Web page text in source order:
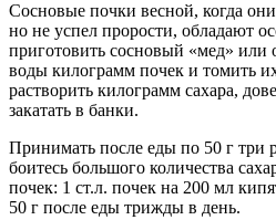
Сосновые почки весной, когда
но не успел прорости, обладают
приготовить сосновый «мед» или
воды килограмм почек и томить
растворить килограмм сахара,
закатать в банки.
Принимать после еды по 50 г три
боитесь большого количества
почек: 1 ст.л. почек на 200 мл
50 г после еды трижды в день.